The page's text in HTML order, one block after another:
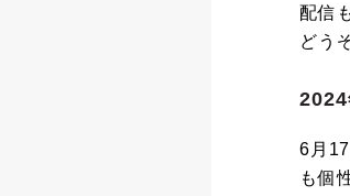
配信
どう
2024
6月
も個